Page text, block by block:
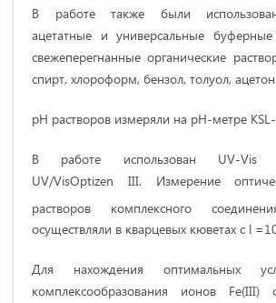
В работе также были
ацетатные и универсальные
свежеперегнанные органические
спирт, хлороформ, бензол, толуол, ацетон.
рН растворов измеряли на pH-метре
В работе использован UV-Vis
UV/VisOptizen III. Измерение
растворов комплексного
осуществляли в кварцевых кюветах с l
Для нахождения оптимальных
комплексообразования ионов